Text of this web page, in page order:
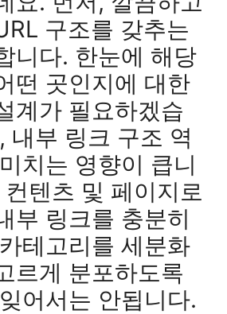
구조를 갖추는
니다. 한눈에 해당
떤 곳인지에 대한
계가 필요하겠습
내부 링크 구조 역
치는 영향이 큽니
텐츠 및 페이지로
부 링크를 충분히
테고리를 세분화
르게 분포하도록
어서는 안됩니다.